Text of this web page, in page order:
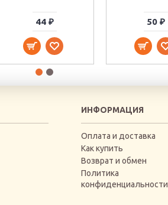
44 ₽ 50 ₽
ИНФОРМАЦИЯ
Оплата и доставка
Как купить
Возврат и обмен
Политика
конфиденциальности